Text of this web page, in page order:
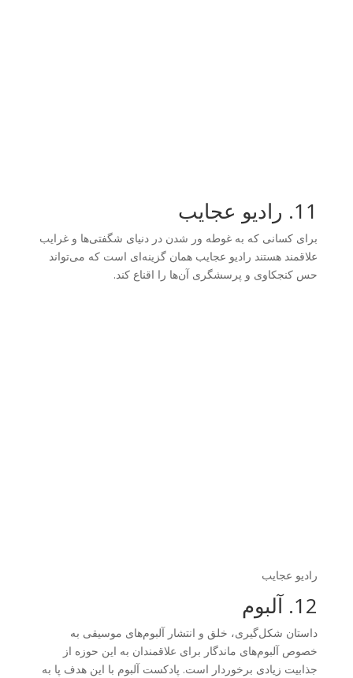
11. رادیو عجایب
‎برای کسانی که به غوطه ور شدن در دنیای شگفتی‌ها و غرایب
علاقمند هستند رادیو عجایب همان گزینه‌ای است که می‌تواند
حس کنجکاوی و پرسشگری آن‌ها را اقناع کند.
رادیو عجایب
12. آلبوم
داستان شکل‌گیری، خلق و انتشار آلبوم‌های موسیقی به
خصوص آلبوم‌های ماندگار برای علاقمندان به این حوزه از
جذابیت زیادی برخوردار است. پادکست آلبوم با این هدف پا به